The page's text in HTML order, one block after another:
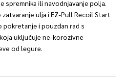
spremnika ili navodnjavanje polja.
ulja i EZ-Pull Recoil Start
pokretanje i pouzdan rad s
uključuje ne-korozivne
od legure.